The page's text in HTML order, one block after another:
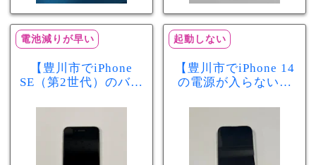
電池減りが早い
【豊川市でiPhone
SE（第2世代）のバッ
スマ豊川店】電池の
減りが早い症状も当
起動しない
【豊川市でiPhone 14
の電源が入らない修
店】バッテリー交換
で復旧するケースも
あります！